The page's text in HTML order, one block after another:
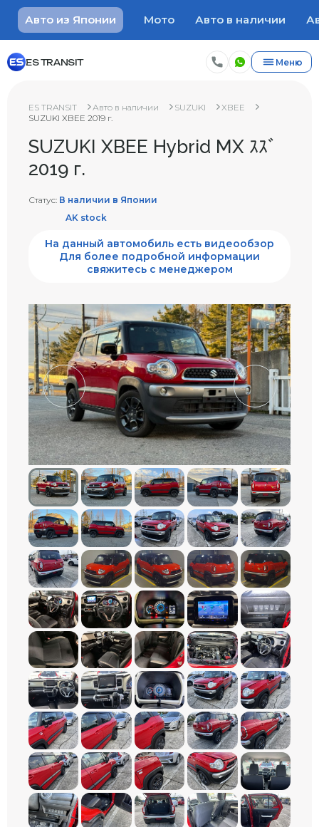
Авто из Японии Мото Авто в наличии
ES TRANSIT Меню
ES TRANSIT Авто в наличии SUZUKI
XBEE
SUZUKI XBEE 2019 г.
SUZUKI XBEE Hybrid MX ｽｽﾞ
2019 г.
Статус: В наличии в Японии
AK stock
На данный автомобиль есть видеообзор
Для более подробной информации
свяжитесь с менеджером